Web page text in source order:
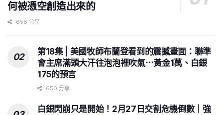
何被憑空創造出來的
656 分享
第18集 | 美國牧師布蘭登看到的震撼畫面：聯準
會主席滿頭大汗往泡泡裡吹氣⋯黃金1萬、白銀
175的預言
650 分享
白銀閃崩只是開始！2月27日交割危機倒數｜強